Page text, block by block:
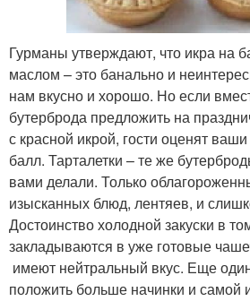
Гурманы утверждают, что икра на
маслом – это банально и
нам вкусно и хорошо. Но если
бутерброда предложить на
с красной икрой, гости оценят
балл. Тарталетки – те же
вами делали. Только
изысканных блюд, лентяев, и
Достоинство холодной закуски в
закладываются в уже готовые
имеют нейтральный вкус. Еще
положить больше начинки и самой